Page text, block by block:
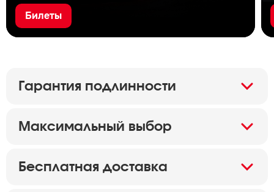
Билеты
Гарантия подлинности
Максимальный выбор
Бесплатная доставка